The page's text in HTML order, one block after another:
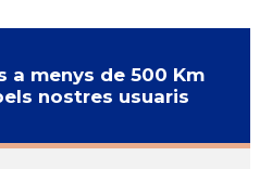
a menys de 500 Km
nostres usuaris